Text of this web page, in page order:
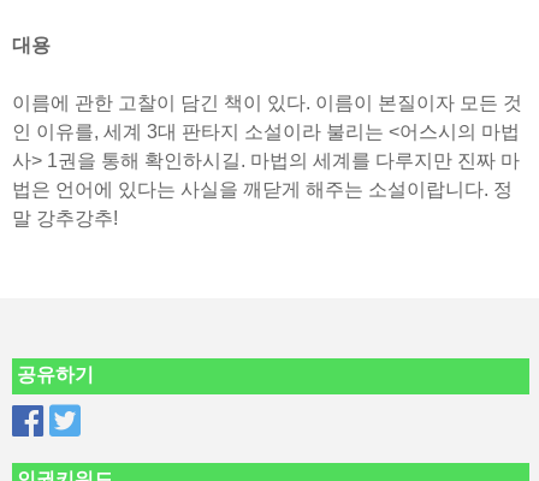
대용
이름에 관한 고찰이 담긴 책이 있다. 이름이 본질이자 모든 것
인 이유를, 세계 3대 판타지 소설이라 불리는 <어스시의 마법
사> 1권을 통해 확인하시길. 마법의 세계를 다루지만 진짜 마
법은 언어에 있다는 사실을 깨닫게 해주는 소설이랍니다. 정
말 강추강추!
공유하기